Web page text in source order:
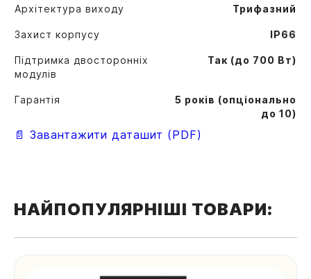
Архітектура виходу Трифазний
Захист корпусу IP66
Підтримка двосторонніх
модулів
Так (до 700 Вт)
Гарантія
5 років (опціонально
до 10)
📄 Завантажити даташит (PDF)
НАЙПОПУЛЯРНІШІ ТОВАРИ: